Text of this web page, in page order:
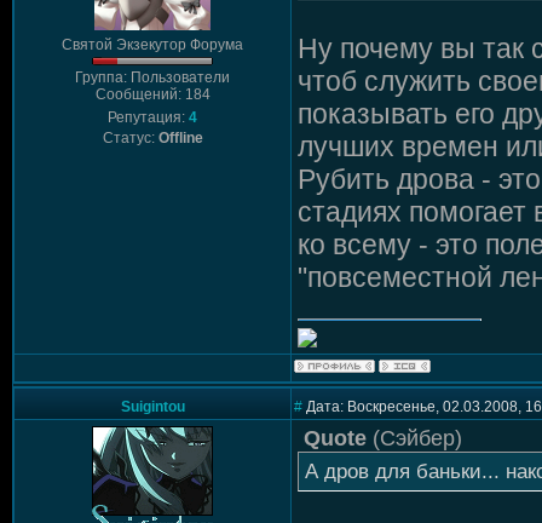
Святой Экзекутор Форума
Группа: Пользователи
Сообщений: 184
Репутация: 4
Статус: Offline
Ну почему вы так
чтоб служить
показывать его
лучших времен
Рубить дрова -
стадиях помогает
ко всему - это
"повсеместной
Suigintou # Дата: Воскресенье, 02.03.2008,
Quote (Сэйбер)
А дров для баньки...